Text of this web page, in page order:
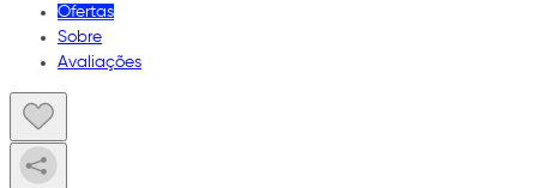
Ofertas
Sobre
Avaliações